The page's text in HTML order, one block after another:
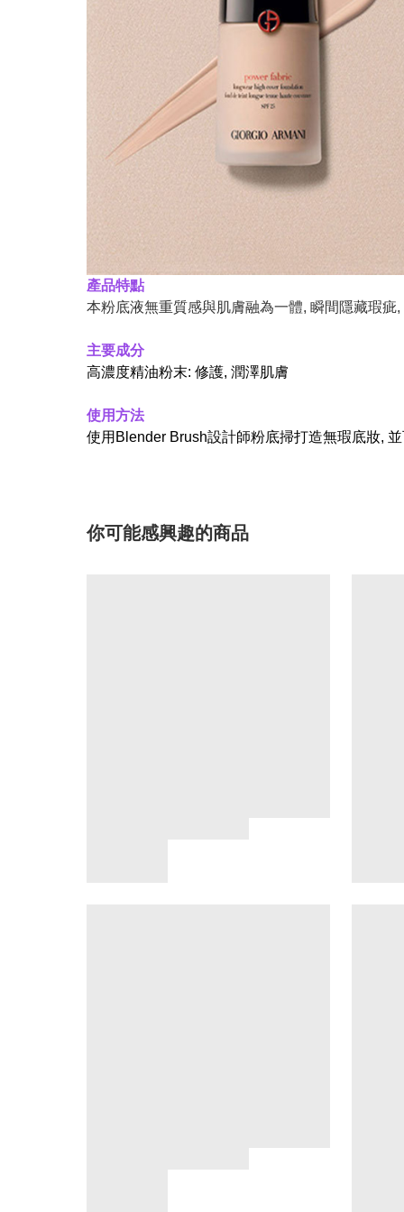
產品特點
本粉底液無重質感與肌膚融為一體, 瞬間隱藏瑕
主要成分
高濃度精油粉末: 修護, 潤澤肌膚
使用方法
使用Blender Brush設計師粉底掃打造無瑕底妝,
你可能感興趣的商品